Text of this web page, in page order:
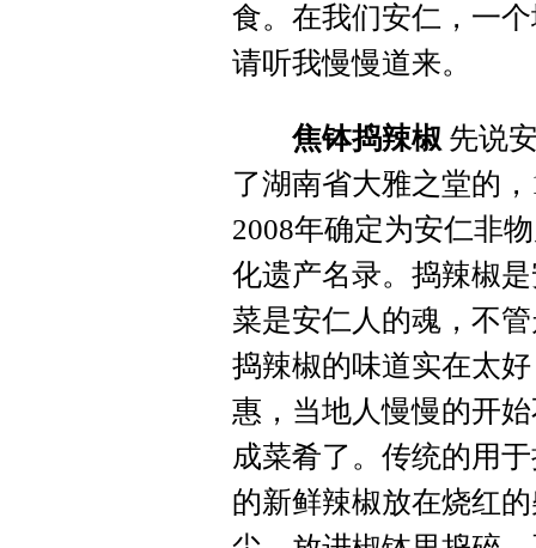
食。在我们安仁，一
请听我慢慢道来。
焦钵捣辣椒 先说
了湖南省大雅之堂的
2008年确定为安仁非
化遗产名录。捣辣椒
菜是安仁人的魂，不
捣辣椒的味道实在太
惠，当地人慢慢的开
成菜肴了。传统的用
的新鲜辣椒放在烧红